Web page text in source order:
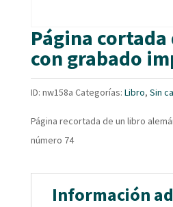
Página
con grabado
ID: nw158a Categorías: Libro, Sin
Página recortada de un libro
número 74
Información